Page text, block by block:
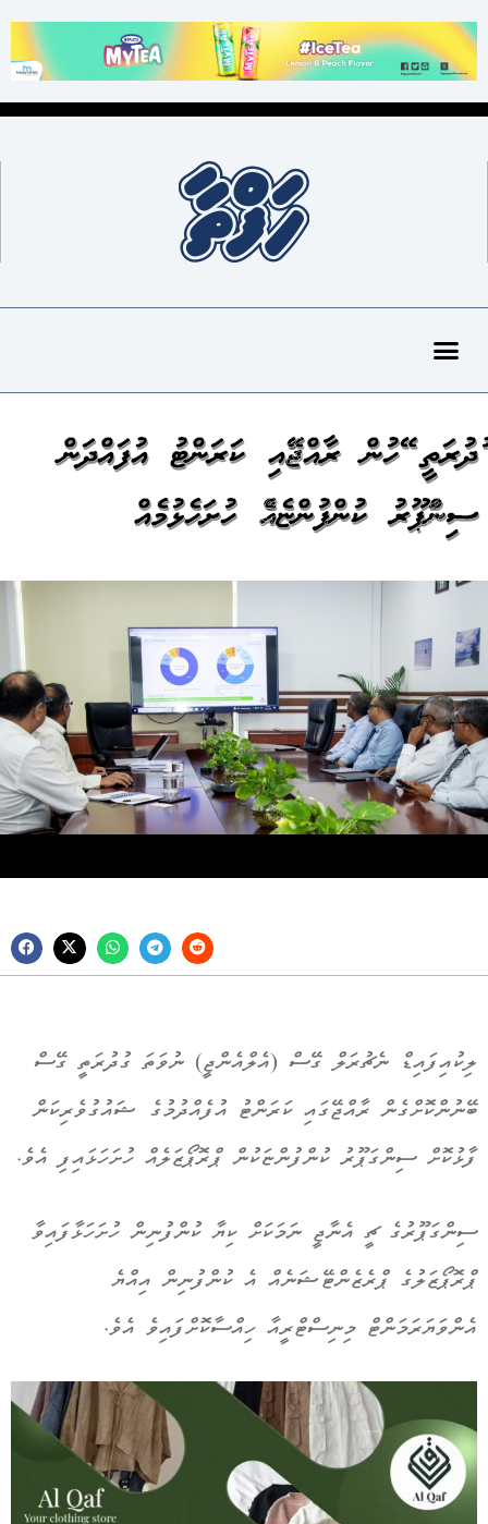
ގުދުރަތީ ގޭހުން ރާއްޖޭގައި ކަރަންޓު އުފައްދަން
ސިންގަޕޫރު ކުންފުންޏެއްގެ ހުށަހެޅުމެއް
ލިކުއިފައިޑް ނެޗުރަލް ގޭސް (އެލްއެންޖީ) ނުވަތަ ގުދުރަތީ ގޭސް
ބޭނުންކޮށްގެން ރާއްޖޭގައި ކަރަންޓު އުފެއްދުމުގެ ޝައުގުވެރިކަން
ފާޅުކޮށް ސިންގަޕޫރު ކުންފުންޏަކުން ޕްރޮޕޯޒަލެއް ހުށަހަޅައިފި އެވެ.
ސިންގަޕޫރުގެ ޗީ އެނާޖީ ނަމަކަށް ކިޔާ ކުންފުނިން ހުށަހަޅާފައިވާ
ޕްރޮޕޯޒަލުގެ ޕްރެޒެންޓޭޝަނެއް އެ ކުންފުނިން އިއްޔެ
އެންވަޔަރަމަންޓް މިނިސްޓްރީއާ ހިއްސާކޮށްފައިވެ އެވެ.